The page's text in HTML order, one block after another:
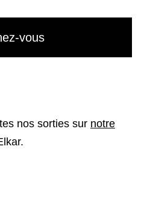
nos sorties sur notre